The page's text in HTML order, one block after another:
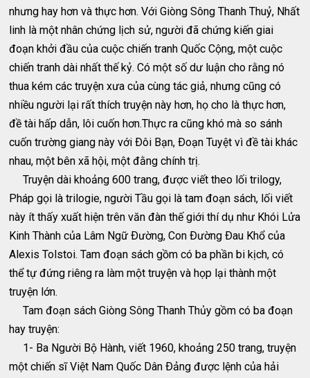
nhưng hay hơn và thực hơn. Với Giòng Sông Thanh Thuỷ, Nhất
linh là một nhân chứng lịch sử, người đã chứng kiến giai
đoạn khởi đầu của cuộc chiến tranh Quốc Cộng, một cuộc
chiến tranh dài nhất thế kỷ. Có một số dư luận cho rằng nó
thua kém các truyện xưa của cùng tác giả, nhưng cũng có
nhiều người lại rất thích truyện này hơn, họ cho là thực hơn,
đề tài hấp dẫn, lôi cuốn hơn.Thực ra cũng khó mà so sánh
cuốn trường giang này với Ðôi Bạn, Ðoạn Tuyệt vì đề tài khác
nhau, một bên xã hội, một đằng chính trị.
Truyện dài khoảng 600 trang, được viết theo lối trilogy,
Pháp gọi là trilogie, người Tầu gọi là tam đoạn sách, lối viết
này ít thấy xuất hiện trên văn đàn thế giới thí dụ như Khói Lửa
Kinh Thành của Lâm Ngữ Ðường, Con Ðường Ðau Khổ của
Alexis Tolstoi. Tam đoạn sách gồm có ba phần bi kịch, có
thể tự đứng riêng ra làm một truyện và họp lại thành một
truyện lớn.
Tam đoạn sách Giòng Sông Thanh Thủy gồm có ba đoạn
hay truyện:
1- Ba Người Bộ Hành, viết 1960, khoảng 250 trang, truyện
một chiến sĩ Việt Nam Quốc Dân Ðảng được lệnh của hải